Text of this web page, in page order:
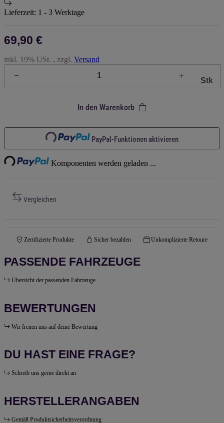
Lieferzeit: 1 - 3 Werktage
69,90 €
inkl. 19% USt. , zzgl. Versand
Stk
In den Warenkorb
Loading... PayPal-Funktionen aktivieren
Komponenten werden geladen ...
Vergleichen
Zertifizierte Produkte Sicher bezahlen Unkomplizierte Retoure
PASSENDE FAHRZEUGE
Übersicht der passenden Fahrzeuge
BEWERTUNGEN
Wir freuen uns auf deine Bewertung
DU HAST EINE FRAGE?
Schreib uns gerne direkt an
HERSTELLERANGABEN
Gemäß Produktsicherheitsverordnung